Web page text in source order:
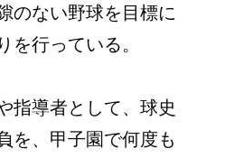
のない野球を目標に
を行っている。
指導者として、球史
を、甲子園で何度も